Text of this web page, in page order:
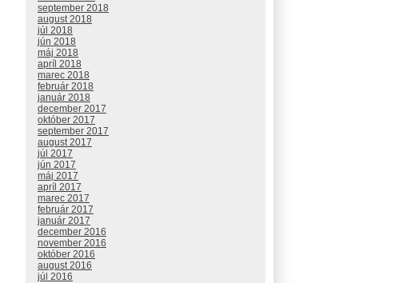
september 2018
august 2018
júl 2018
jún 2018
máj 2018
apríl 2018
marec 2018
február 2018
január 2018
december 2017
október 2017
september 2017
august 2017
júl 2017
jún 2017
máj 2017
apríl 2017
marec 2017
február 2017
január 2017
december 2016
november 2016
október 2016
august 2016
júl 2016